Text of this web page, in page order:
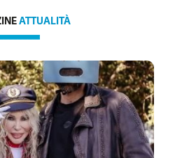
ATTUALITÀ